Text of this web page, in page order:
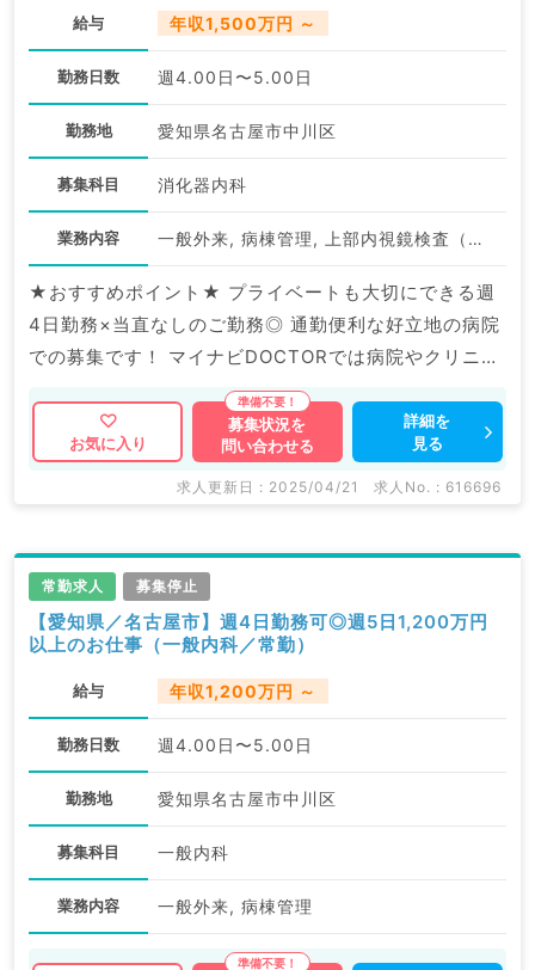
給与 年収1,500万円 ～
勤務日数 週4.00日〜5.00日
勤務地 愛知県名古屋市中川区
募集科目 消化器内科
業務内容 一般外来, 病棟管理, 上部内視鏡検査（ＧＦ）, 下部内視鏡検査（ＣＦ）
★おすすめポイント★ プライベートも大切にできる週
4日勤務×当直なしのご勤務◎ 通勤便利な好立地の病院
での募集です！ マイナビDOCTORでは病院やクリニッ
クなどの医療機関求人はもちろんのこと、 産業医等の
企業系求人も多数扱っています。 求人内容の詳細等は
お気軽にお問合せ下さい。
お気に入り
募集状況を
問い合わせる
詳細を
見る
求人更新日 : 2025/04/21 求人No. : 616696
常勤求人 募集停止
【愛知県／名古屋市】週4日勤務可◎週5日1,200万円
以上のお仕事（一般内科／常勤）
給与 年収1,200万円 ～
勤務日数 週4.00日〜5.00日
勤務地 愛知県名古屋市中川区
募集科目 一般内科
業務内容 一般外来, 病棟管理